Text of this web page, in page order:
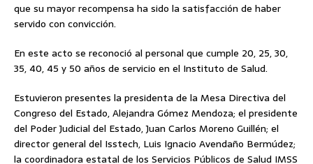
que su mayor recompensa ha sido la satisfacción de haber
servido con convicción.
En este acto se reconoció al personal que cumple 20, 25, 30,
35, 40, 45 y 50 años de servicio en el Instituto de Salud.
Estuvieron presentes la presidenta de la Mesa Directiva del
Congreso del Estado, Alejandra Gómez Mendoza; el presidente
del Poder Judicial del Estado, Juan Carlos Moreno Guillén; el
director general del Isstech, Luis Ignacio Avendaño Bermúdez;
la coordinadora estatal de los Servicios Públicos de Salud IMSS